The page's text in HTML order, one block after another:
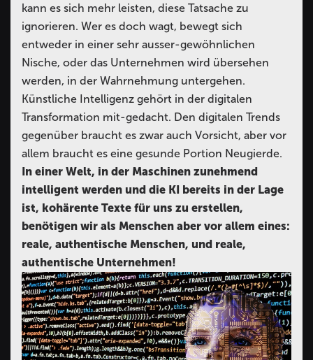
kann es sich mehr leisten, diese Tatsache zu
ignorieren. Wer es doch wagt, bewegt sich
entweder in einer sehr ausser-gewöhnlichen
Nische, oder das Unternehmen wird übersehen
werden, in der Wahrnehmung untergehen.
Künstliche Intelligenz gehört in der digitalen
Transformation mit-gedacht. Den digitalen Trends
gegenüber braucht es zwar auch Vorsicht, aber vor
allem braucht es eine gesunde Portion Neugierde.
In einer Welt, in der Maschinen zunehmend
intelligent werden und die KI bereits in der Lage
ist, kohärente Texte für uns zu erstellen,
benötigen wir als Menschen aber vor allem eines:
reale, authentische Menschen, und reale,
authentische Unternehmen!